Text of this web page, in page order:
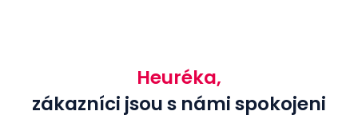
Heuréka,
zákazníci jsou s námi spokojeni